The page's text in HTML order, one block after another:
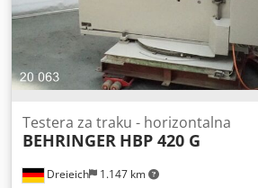
Dreieich 1.147 km
Testera za traku - horizontalna
BEHRINGER HBP 420 G